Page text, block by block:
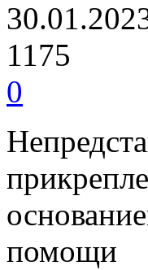
1175
0
помощи